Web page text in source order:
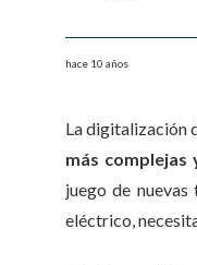
hace 10 años
La digitalización
más complejas
juego de
eléctrico,